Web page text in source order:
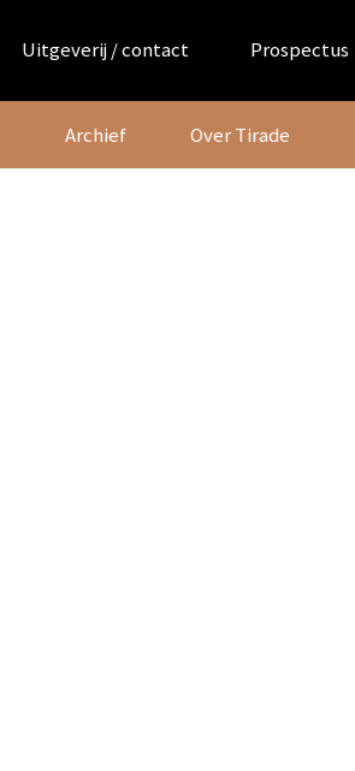
Uitgeverij / contact Prospectus
Archief Over Tirade